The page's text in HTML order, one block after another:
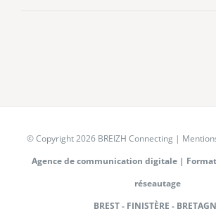
© Copyright2026 BREIZH Connecting |
Agence de communication digitale|
réseautage
BREST - FINISTÈRE -